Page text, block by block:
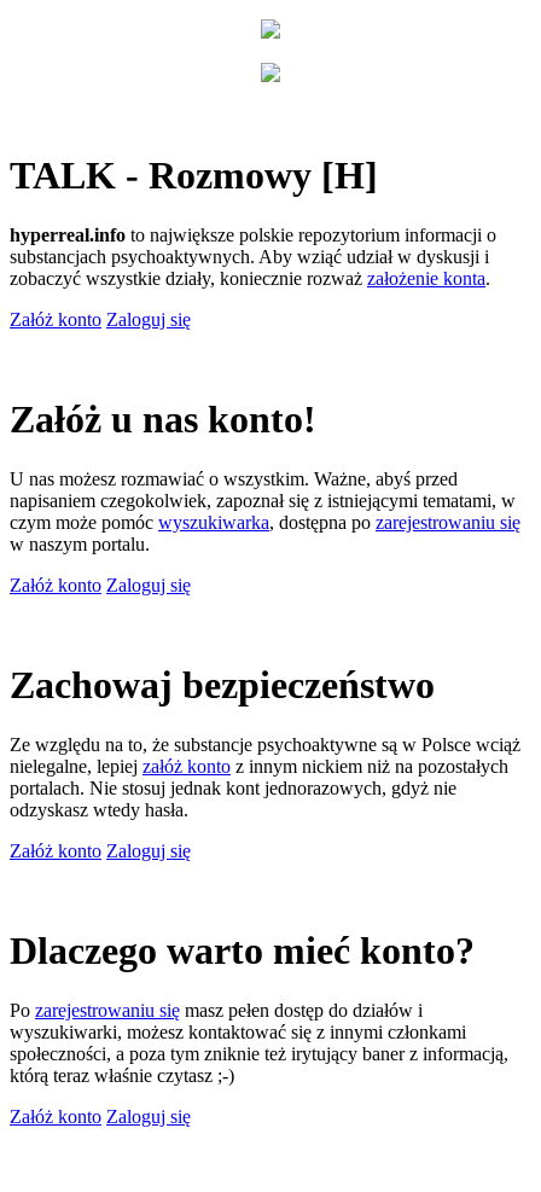
TALK - Rozmowy [H]
hyperreal.info to największe polskie repozytorium informacji o
substancjach psychoaktywnych. Aby wziąć udział w dyskusji i
zobaczyć wszystkie działy, koniecznie rozważ założenie konta.
Załóż konto Zaloguj się
Załóż u nas konto!
U nas możesz rozmawiać o wszystkim. Ważne, abyś przed
napisaniem czegokolwiek, zapoznał się z istniejącymi tematami, w
czym może pomóc wyszukiwarka, dostępna po zarejestrowaniu się
w naszym portalu.
Załóż konto Zaloguj się
Zachowaj bezpieczeństwo
Ze względu na to, że substancje psychoaktywne są w Polsce wciąż
nielegalne, lepiej załóż konto z innym nickiem niż na pozostałych
portalach. Nie stosuj jednak kont jednorazowych, gdyż nie
odzyskasz wtedy hasła.
Załóż konto Zaloguj się
Dlaczego warto mieć konto?
Po zarejestrowaniu się masz pełen dostęp do działów i
wyszukiwarki, możesz kontaktować się z innymi członkami
społeczności, a poza tym zniknie też irytujący baner z informacją,
którą teraz właśnie czytasz ;-)
Załóż konto Zaloguj się